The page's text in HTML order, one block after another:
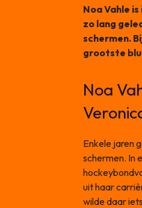
Noa Vahle
zo lang
schermen.
grootste
Noa
Enkele jaren
schermen. In
uit haar
wilde daar